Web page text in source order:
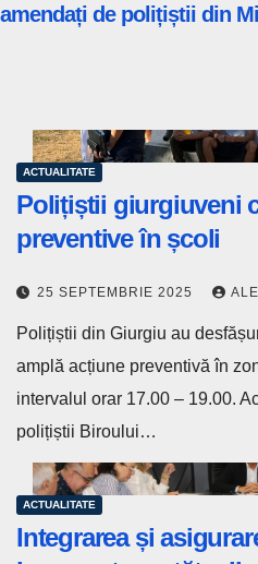
amendați de polițiștii din
ACTUALITATE
Polițiștii giurgiuveni
preventive în școli
25 SEPTEMBRIE 2025
Polițiștii din Giurgiu au
amplă acțiune preventivă în
intervalul orar 17.00 – 19.00.
polițiștii Biroului…
ACTUALITATE
Integrarea și